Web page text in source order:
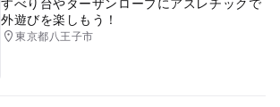
すべり台やターザンロープにアスレチックで
外遊びを楽しもう！
東京都八王子市